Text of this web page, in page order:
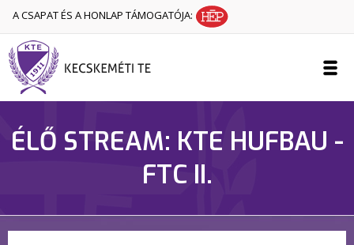
A CSAPAT ÉS A HONLAP TÁMOGATÓJA:
ÉLŐ STREAM: KTE HUFBAU -
FTC II.